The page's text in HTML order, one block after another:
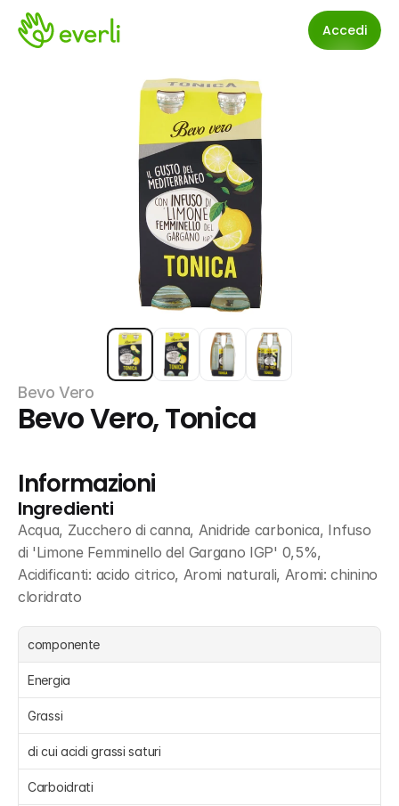
Accedi
Bevo Vero
Bevo Vero, Tonica
Informazioni
Ingredienti
Acqua, Zucchero di canna, Anidride carbonica, Infuso
di 'Limone Femminello del Gargano IGP' 0,5%,
Acidificanti: acido citrico, Aromi naturali, Aromi: chinino
cloridrato
componente
Energia
Grassi
di cui acidi grassi saturi
Carboidrati